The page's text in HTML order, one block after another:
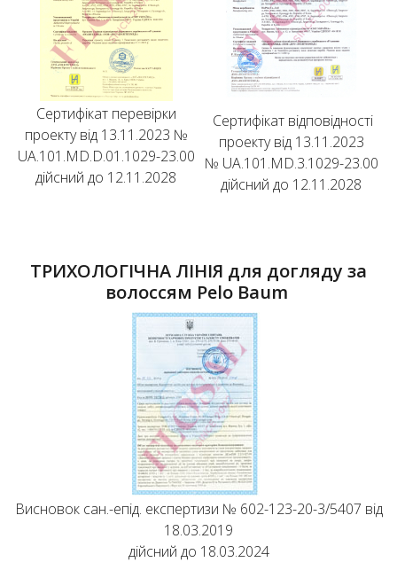
Сертифікат перевірки
проекту від 13.11.2023 №
UA.101.MD.D.01.1029-23.00
дійсний до 12.11.2028
Сертифікат відповідності
проекту від 13.11.2023
№ UA.101.MD.3.1029-23.00
дійсний до 12.11.2028
ТРИХОЛОГІЧНА ЛІНІЯ для догляду за
волоссям Pelo Baum
Висновок сан.-епід. експертизи № 602-123-20-3/5407 від
18.03.2019
дійсний до 18.03.2024